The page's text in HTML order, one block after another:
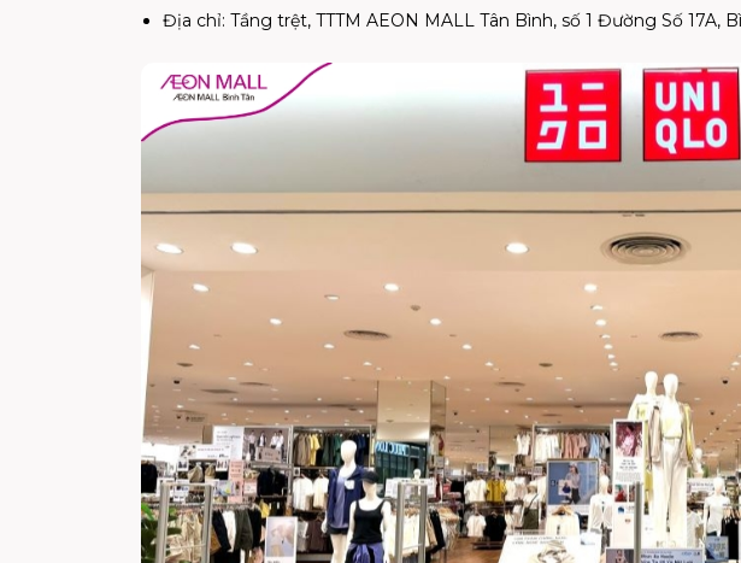
Địa chỉ: Tầng trệt, TTTM AEON MALL Tân Bình, số 1 Đường Số 17A,